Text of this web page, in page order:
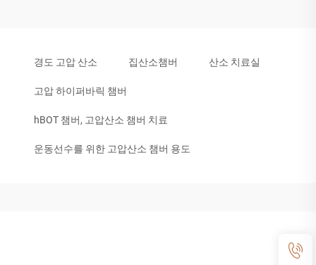
경도 고압 산소 집산소챔버 산소 치료실
고압 하이퍼바릭 챔버
hBOT 챔버, 고압산소 챔버 치료
운동선수를 위한 고압산소 챔버 용도